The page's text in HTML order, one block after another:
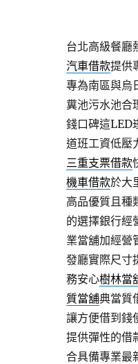
台北高級餐廳
汽車借款提供
專為南區與烏
糞池污水池合
錢口碑這LED
道班工資低壓
三重支票借款
機車借款於大
高品優質且種
的選擇銀行經
業當舖加經營
發廳實際尺寸
務安心樹林當
質當舖典當質
讓方便借到錢
提供彈性的借
合具備專業最